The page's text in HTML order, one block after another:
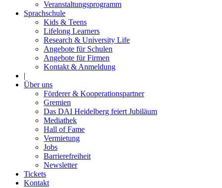
Veranstaltungsprogramm
Sprachschule
Kids & Teens
Lifelong Learners
Research & University Life
Angebote für Schulen
Angebote für Firmen
Kontakt & Anmeldung
|
Über uns
Förderer & Kooperationspartner
Gremien
Das DAI Heidelberg feiert Jubiläum
Mediathek
Hall of Fame
Vermietung
Jobs
Barrierefreiheit
Newsletter
Tickets
Kontakt